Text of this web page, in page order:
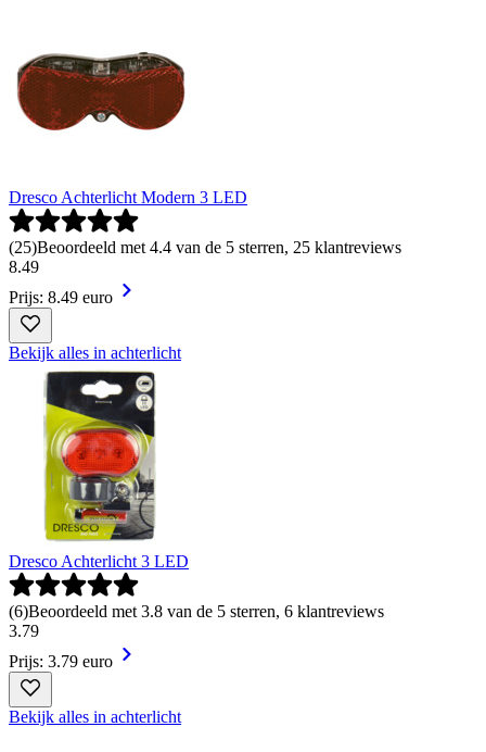
Dresco Achterlicht Modern 3 LED
(25)Beoordeeld met 4.4 van de 5 sterren, 25 klantreviews
8.49
Prijs: 8.49 euro
Bekijk alles in achterlicht
Dresco Achterlicht 3 LED
(6)Beoordeeld met 3.8 van de 5 sterren, 6 klantreviews
3.79
Prijs: 3.79 euro
Bekijk alles in achterlicht